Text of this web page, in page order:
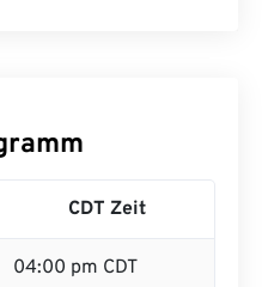
CDT Zeit
04:00 pm CDT